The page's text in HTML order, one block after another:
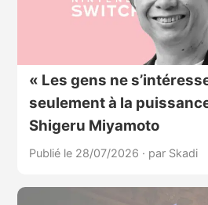
« Les gens ne
seulement à la
Shigeru Miyamoto
Publié le 28/07/2026 · par Skadi